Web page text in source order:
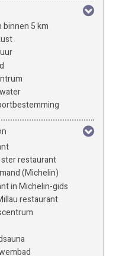
binnen 5 km
restaurant
(Michelin)
in Michelin-gids
restaurant